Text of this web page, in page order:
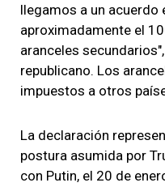
llegamos a un acuerdo
aproximadamente el
aranceles
republicano. Los
impuestos a otros
La declaración
postura asumida por
con Putin, el 20 de